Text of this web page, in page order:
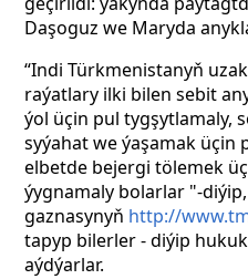
Daşoguz we Maryda
“Indi Türkmenistanyň
raýatlary ilki bilen sebit
ýol üçin pul tygşytlamaly,
syýahat we ýaşamak üçin
elbetde bejergi tölemek
ýygnamaly bolarlar "-
gaznasynyň http://
tapyp bilerler - diýip
aýdýarlar.